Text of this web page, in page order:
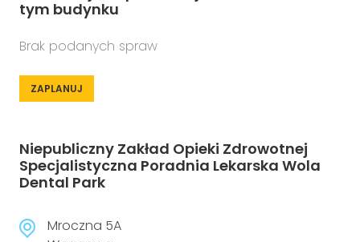
tym budynku
Brak podanych spraw
ZAPLANUJ
Niepubliczny Zakład Opieki Zdrowotnej
Specjalistyczna Poradnia Lekarska Wola
Dental Park
Mroczna 5A